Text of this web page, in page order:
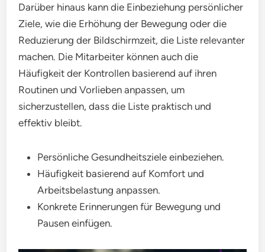
Darüber hinaus kann die Einbeziehung persönlicher
Ziele, wie die Erhöhung der Bewegung oder die
Reduzierung der Bildschirmzeit, die Liste relevanter
machen. Die Mitarbeiter können auch die
Häufigkeit der Kontrollen basierend auf ihren
Routinen und Vorlieben anpassen, um
sicherzustellen, dass die Liste praktisch und
effektiv bleibt.
Persönliche Gesundheitsziele einbeziehen.
Häufigkeit basierend auf Komfort und
Arbeitsbelastung anpassen.
Konkrete Erinnerungen für Bewegung und
Pausen einfügen.